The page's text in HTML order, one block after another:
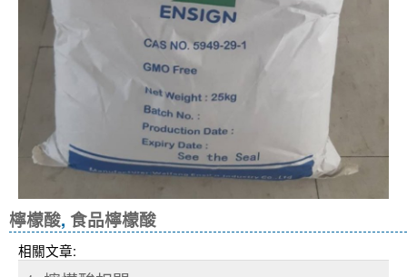
檸檬酸, 食品檸檬酸
相關文章: